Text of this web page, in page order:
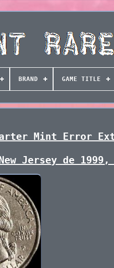
BRAND GAME TITLE
Mint Error
Jersey de 1999,